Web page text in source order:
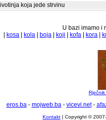
koja jede strvinu
U bazi imamo i
kosa kola boja koji kofa kora
eros.ba- mojweb.ba- vicevi.net-
Kontakt | Copyright ©